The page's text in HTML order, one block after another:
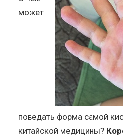
может
поведать форма самой
китайской медицины?